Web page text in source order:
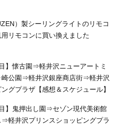
）製シーリングライトのリモコ
リモコンに買い換えました
】懐古園⇒軽井沢ニューアートミ
公園⇒軽井沢銀座商店街⇒軽井沢
グプラザ【感想＆スケジュール】
】鬼押出し園⇒セゾン現代美術館
軽井沢プリンスショッピングプラ